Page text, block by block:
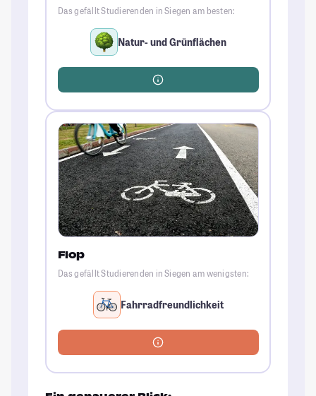
Das gefällt Studierenden in Siegen am besten:
Natur- und Grünflächen
Flop
Das gefällt Studierenden in Siegen am wenigsten:
Fahrradfreundlichkeit